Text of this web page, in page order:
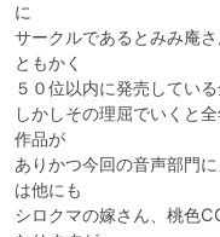
に
サークルであるとみみ庵
ともかく
５０位以内に発売してい
しかしその理屈でいくと
作品が
ありかつ今回の音声部門
は他にも
シロクマの嫁さん、桃色